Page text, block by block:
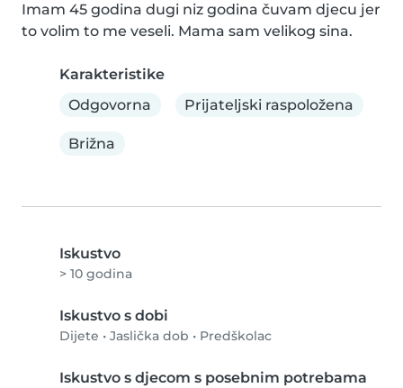
Imam 45 godina dugi niz godina čuvam djecu jer
to volim to me veseli. Mama sam velikog sina.
Karakteristike
Odgovorna
Prijateljski raspoložena
Brižna
Iskustvo
> 10 godina
Iskustvo s dobi
Dijete • Jaslička dob • Predškolac
Iskustvo s djecom s posebnim potrebama